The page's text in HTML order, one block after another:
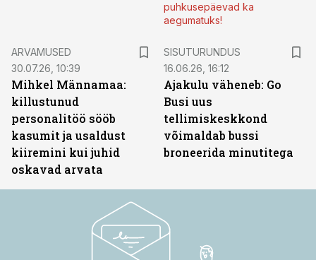
puhkusepäevad ka
aegumatuks!
ARVAMUSED
30.07.26, 10:39
Mihkel Männamaa:
killustunud
personalitöö sööb
kasumit ja usaldust
kiiremini kui juhid
oskavad arvata
SISUTURUNDUS
16.06.26, 16:12
Ajakulu väheneb: Go
Busi uus
tellimiskeskkond
võimaldab bussi
broneerida minutitega